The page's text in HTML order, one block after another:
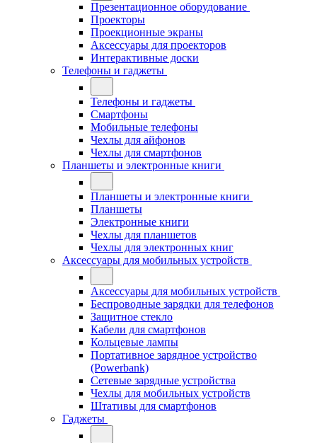
Презентационное оборудование
Проекторы
Проекционные экраны
Аксессуары для проекторов
Интерактивные доски
Телефоны и гаджеты
Телефоны и гаджеты
Смартфоны
Мобильные телефоны
Чехлы для айфонов
Чехлы для смартфонов
Планшеты и электронные книги
Планшеты и электронные книги
Планшеты
Электронные книги
Чехлы для планшетов
Чехлы для электронных книг
Аксессуары для мобильных устройств
Аксессуары для мобильных устройств
Беспроводные зарядки для телефонов
Защитное стекло
Кабели для смартфонов
Кольцевые лампы
Портативное зарядное устройство
(Powerbank)
Сетевые зарядные устройства
Чехлы для мобильных устройств
Штативы для смартфонов
Гаджеты